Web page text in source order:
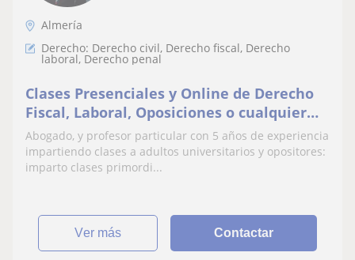
Almería
Derecho: Derecho civil, Derecho fiscal, Derecho
laboral, Derecho penal
Clases Presenciales y Online de Derecho
Fiscal, Laboral, Oposiciones o cualquier
rama del Derecho
Abogado, y profesor particular con 5 años de experiencia
impartiendo clases a adultos universitarios y opositores:
imparto clases primordi...
ver más Contactar